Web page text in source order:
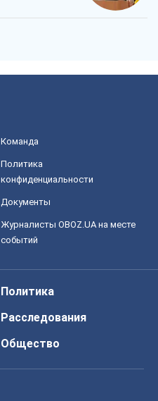
Команда
Политика
конфиденциальности
Документы
Журналисты OBOZ.UA на месте
событий
Политика
Расследования
Общество